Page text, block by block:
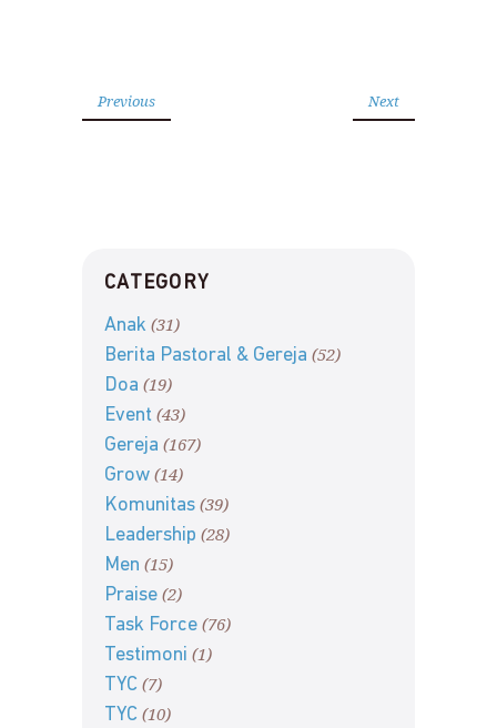
Previous Next
CATEGORY
Anak (31)
Berita Pastoral & Gereja (52)
Doa (19)
Event (43)
Gereja (167)
Grow (14)
Komunitas (39)
Leadership (28)
Men (15)
Praise (2)
Task Force (76)
Testimoni (1)
TYC (7)
TYC (10)